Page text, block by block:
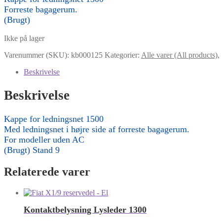
Forreste bagagerum.
(Brugt)
Ikke på lager
Varenummer (SKU): kb000125 Kategorier: Alle varer (All products),
Beskrivelse
Beskrivelse
Kappe for ledningsnet 1500
Med ledningsnet i højre side af forreste bagagerum.
For modeller uden AC
(Brugt) Stand 9
Relaterede varer
Kontaktbelysning Lysleder 1300